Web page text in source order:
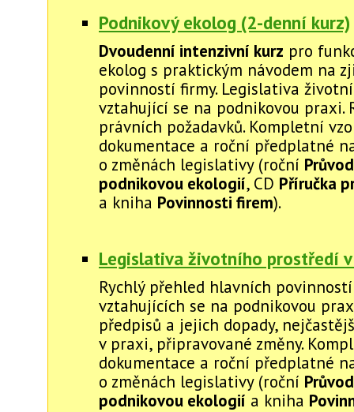
Podnikový ekolog (2-denní kurz)
Dvoudenní intenzivní kurz pro
ekolog s praktickým návodem na
povinností firmy. Legislativa
vztahující se na podnikovou praxi.
právních požadavků. Kompletní
dokumentace a roční předplatné
o změnách legislativy (roční
podnikovou ekologií, CD Příručka
a kniha Povinnosti firem).
Legislativa životního prostředí
Rychlý přehled hlavních
vztahujících se na podnikovou
předpisů a jejich dopady,
v praxi, připravované změny.
dokumentace a roční předplatné
o změnách legislativy (roční
podnikovou ekologií a kniha